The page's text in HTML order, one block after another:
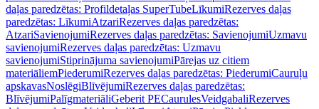
daļas paredzētas: Profildetaļas SuperTubeLīkumiRezerves daļas
paredzētas: LīkumiAtzariRezerves daļas paredzētas:
AtzariSavienojumiRezerves daļas paredzētas: SavienojumiUzmavu
savienojumiRezerves daļas paredzētas: Uzmavu
savienojumiStiprinājuma savienojumiPārejas uz citiem
materiāliemPiederumiRezerves daļas paredzētas: PiederumiCauruļu
apskavasNoslēgiBlīvējumiRezerves daļas paredzētas:
BlīvējumiPalīgmateriāliGeberit PECaurulesVeidgabaliRezerves